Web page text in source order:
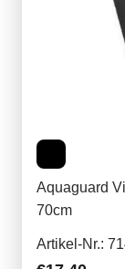
Aquaguard
70cm
Artikel-Nr.: